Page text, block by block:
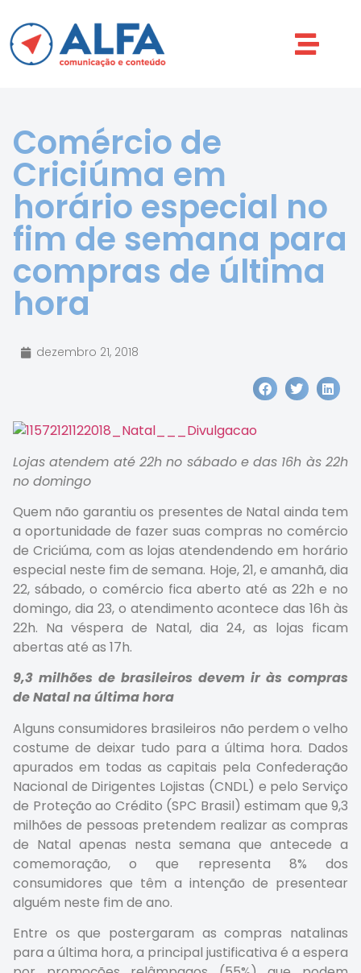
Comércio de
Criciúma em
horário especial no
fim de semana para
compras de última
hora
dezembro 21, 2018
Lojas atendem até 22h no sábado e das 16h às 22h
no domingo
Quem não garantiu os presentes de Natal ainda tem
a oportunidade de fazer suas compras no comércio
de Criciúma, com as lojas atendendendo em horário
especial neste fim de semana. Hoje, 21, e amanhã, dia
22, sábado, o comércio fica aberto até as 22h e no
domingo, dia 23, o atendimento acontece das 16h às
22h. Na véspera de Natal, dia 24, as lojas ficam
abertas até as 17h.
9,3 milhões de brasileiros devem ir às compras
de Natal na última hora
Alguns consumidores brasileiros não perdem o velho
costume de deixar tudo para a última hora. Dados
apurados em todas as capitais pela Confederação
Nacional de Dirigentes Lojistas (CNDL) e pelo Serviço
de Proteção ao Crédito (SPC Brasil) estimam que 9,3
milhões de pessoas pretendem realizar as compras
de Natal apenas nesta semana que antecede a
comemoração, o que representa 8% dos
consumidores que têm a intenção de presentear
alguém neste fim de ano.
Entre os que postergaram as compras natalinas
para a última hora, a principal justificativa é a espera